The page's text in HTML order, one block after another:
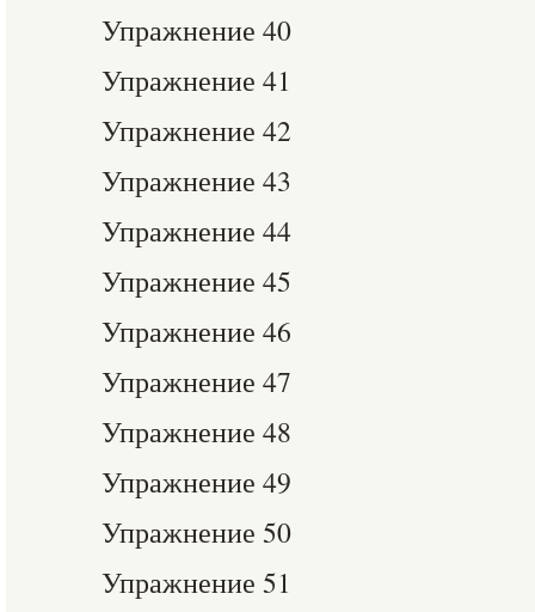
Упражнение 40
Упражнение 41
Упражнение 42
Упражнение 43
Упражнение 44
Упражнение 45
Упражнение 46
Упражнение 47
Упражнение 48
Упражнение 49
Упражнение 50
Упражнение 51